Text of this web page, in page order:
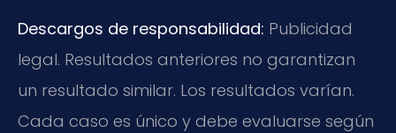
Descargos de responsabilidad: Publicidad
legal. Resultados anteriores no garantizan
un resultado similar. Los resultados varían.
Cada caso es único y debe evaluarse según